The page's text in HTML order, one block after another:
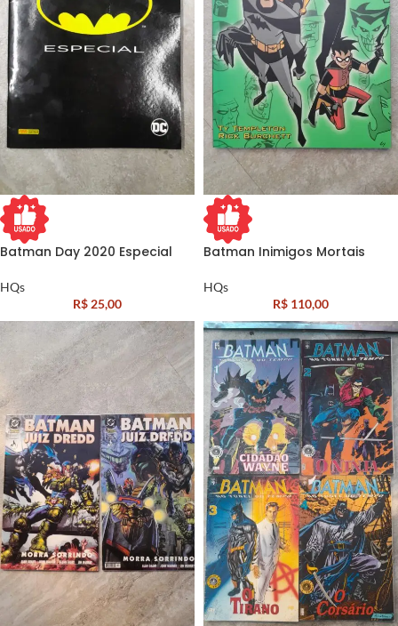
Batman Day 2020 Especial
HQs
R$ 25,00
Batman Inimigos Mortais
HQs
R$ 110,00